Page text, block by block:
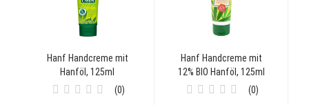
Hanf Handcreme mit
Hanföl, 125ml
0
Hanf Handcreme mit
12% BIO Hanföl, 125ml
0